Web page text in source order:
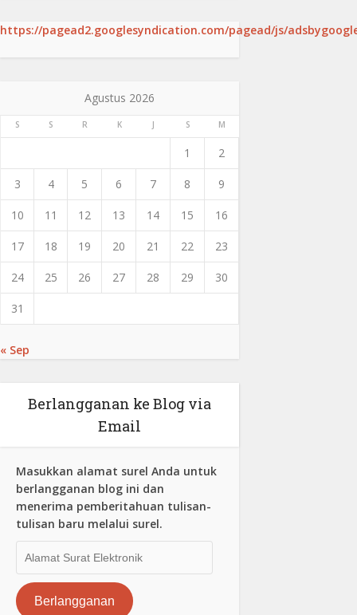
https://pagead2.googlesyndication.com/pagead/js/
Agustus 2026
S S R K J S M
1 2
3 4 5 6 7 8 9
10 11 12 13 14 15 16
17 18 19 20 21 22 23
24 25 26 27 28 29 30
31
« Sep
Berlangganan ke Blog via
Email
Masukkan alamat surel Anda untuk
berlangganan blog ini dan
menerima pemberitahuan tulisan-
tulisan baru melalui surel.
Surat
Elektronik
Berlangganan